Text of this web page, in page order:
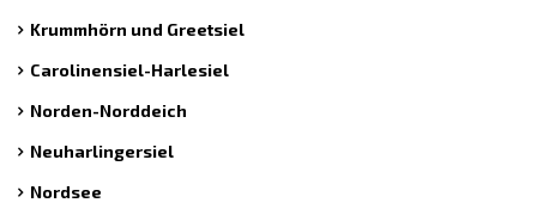
Krummhörn und Greetsiel
Carolinensiel-Harlesiel
Norden-Norddeich
Neuharlingersiel
Nordsee